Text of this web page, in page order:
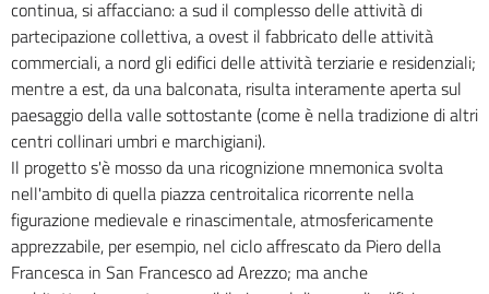
continua, si affacciano: a sud il complesso delle attività di
partecipazione collettiva, a ovest il fabbricato delle attività
commerciali, a nord gli edifici delle attività terziarie e residenziali;
mentre a est, da una balconata, risulta interamente aperta sul
paesaggio della valle sottostante (come è nella tradizione di altri
centri collinari umbri e marchigiani).
Il progetto s'è mosso da una ricognizione mnemonica svolta
nell'ambito di quella piazza centroitalica ricorrente nella
figurazione medievale e rinascimentale, atmosfericamente
apprezzabile, per esempio, nel ciclo affrescato da Piero della
Francesca in San Francesco ad Arezzo; ma anche